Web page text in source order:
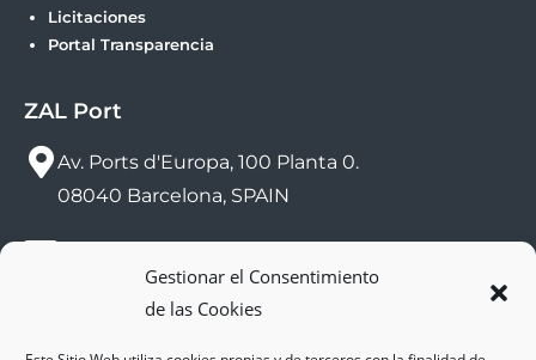
Gestionar el Consentimiento
de las Cookies
Licitaciones
Portal Transparencia
ZAL Port
Av. Ports d'Europa, 100 Planta 0.
08040 Barcelona, SPAIN
(+34) 93 552 58 26